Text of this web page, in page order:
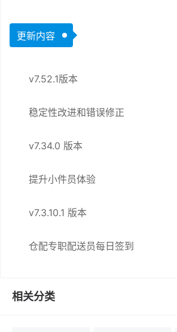
更新内容
v7.52.1版本
稳定性改进和错误修正
v7.34.0 版本
提升小件员体验
v7.3.10.1 版本
仓配专职配送员每日签到
相关分类